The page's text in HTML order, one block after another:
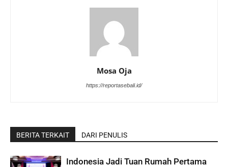
Mosa Oja
https://reportasebali.id/
BERITA TERKAIT DARI PENULIS
Indonesia Jadi Tuan Rumah Pertama